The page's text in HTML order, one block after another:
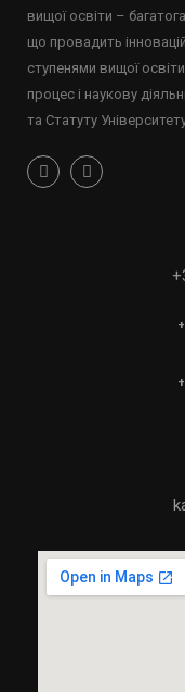
вищої освіти –
що провадить
ступенями вищої
процес і наукову
та Статуту